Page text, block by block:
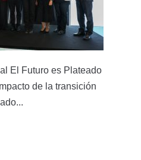
El Futuro es Plateado
de la transición